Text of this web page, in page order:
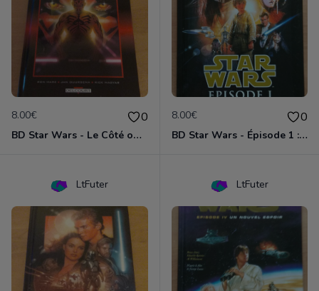
8.00€ 0
BD Star Wars - Le Côté obscur T02 - Dark Maul
8.00€ 0
BD Star Wars - Épisode 1 : la menace fantôme
LtFuter LtFuter